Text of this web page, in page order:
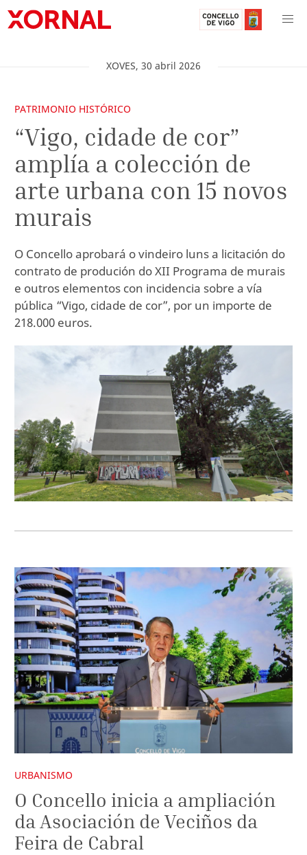
XOVES, 30 abril 2026
PATRIMONIO HISTÓRICO
“Vigo, cidade de cor”
amplía a colección de
arte urbana con 15 novos
murais
O Concello aprobará o vindeiro luns a licitación do
contrato de produción do XII Programa de murais
e outros elementos con incidencia sobre a vía
pública “Vigo, cidade de cor”, por un importe de
218.000 euros.
URBANISMO
O Concello inicia a ampliación
da Asociación de Veciños da
Feira de Cabral